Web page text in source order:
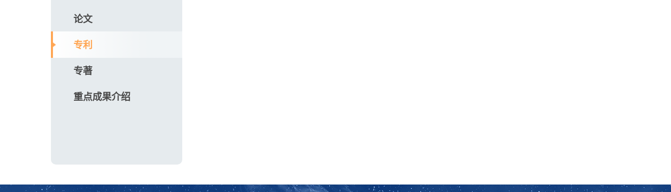
论文
专利
专著
重点成果介绍